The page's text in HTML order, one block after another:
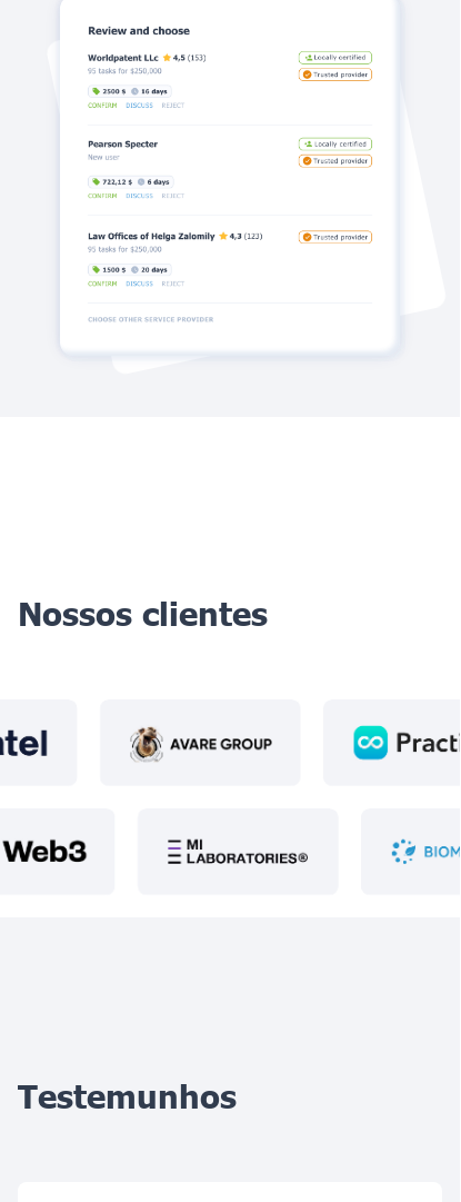
Nossos clientes
Testemunhos